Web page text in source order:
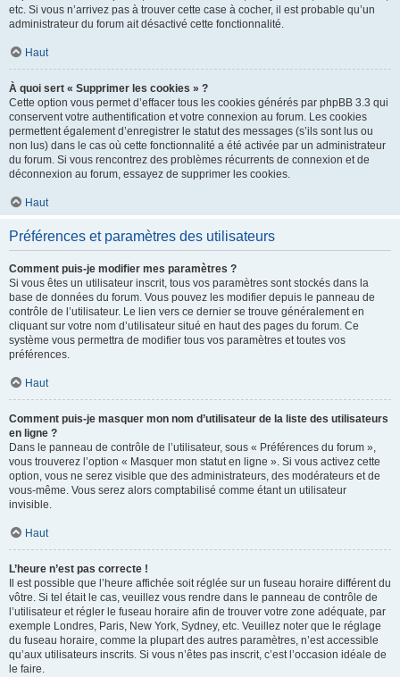
etc. Si vous n’arrivez pas à trouver cette case à cocher, il est probable qu’un
administrateur du forum ait désactivé cette fonctionnalité.
Haut
À quoi sert « Supprimer les cookies » ?
Cette option vous permet d’effacer tous les cookies générés par phpBB 3.3 qui
conservent votre authentification et votre connexion au forum. Les cookies
permettent également d’enregistrer le statut des messages (s’ils sont lus ou
non lus) dans le cas où cette fonctionnalité a été activée par un administrateur
du forum. Si vous rencontrez des problèmes récurrents de connexion et de
déconnexion au forum, essayez de supprimer les cookies.
Haut
Préférences et paramètres des utilisateurs
Comment puis-je modifier mes paramètres ?
Si vous êtes un utilisateur inscrit, tous vos paramètres sont stockés dans la
base de données du forum. Vous pouvez les modifier depuis le panneau de
contrôle de l’utilisateur. Le lien vers ce dernier se trouve généralement en
cliquant sur votre nom d’utilisateur situé en haut des pages du forum. Ce
système vous permettra de modifier tous vos paramètres et toutes vos
préférences.
Haut
Comment puis-je masquer mon nom d’utilisateur de la liste des utilisateurs
en ligne ?
Dans le panneau de contrôle de l’utilisateur, sous « Préférences du forum »,
vous trouverez l’option « Masquer mon statut en ligne ». Si vous activez cette
option, vous ne serez visible que des administrateurs, des modérateurs et de
vous-même. Vous serez alors comptabilisé comme étant un utilisateur
invisible.
Haut
L’heure n’est pas correcte !
Il est possible que l’heure affichée soit réglée sur un fuseau horaire différent du
vôtre. Si tel était le cas, veuillez vous rendre dans le panneau de contrôle de
l’utilisateur et régler le fuseau horaire afin de trouver votre zone adéquate, par
exemple Londres, Paris, New York, Sydney, etc. Veuillez noter que le réglage
du fuseau horaire, comme la plupart des autres paramètres, n’est accessible
qu’aux utilisateurs inscrits. Si vous n’êtes pas inscrit, c’est l’occasion idéale de
le faire.